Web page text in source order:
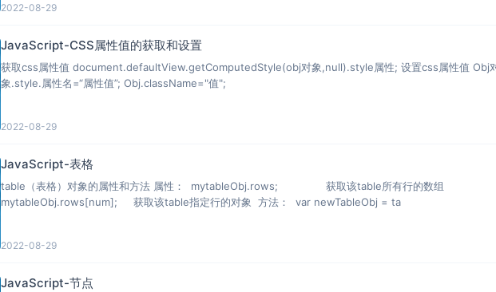
2022-08-29
JavaScript-CSS属性值的获取和设置
获取css属性值 document.defaultView.getComputedStyle(obj对象,null).style属性; 设置css属性值 Obj
象.style.属性名=“属性值”; Obj.className="值";
2022-08-29
JavaScript-表格
table（表格）对象的属性和方法 属性： mytableObj.rows; 获取该table所有行的数组
mytableObj.rows[num]; 获取该table指定行的对象 方法： var newTableObj = ta
2022-08-29
JavaScript-节点